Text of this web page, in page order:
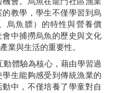
教學，學生不僅學習到烏
烏魚膘）的特性與營養價
中捕撈烏魚的歷史與文化
業與生活的重要性。
體驗為核心，藉由學習過
生能夠感受到傳統漁業的
中，不僅培養了學童對自